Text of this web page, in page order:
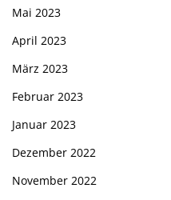
Mai 2023
April 2023
März 2023
Februar 2023
Januar 2023
Dezember 2022
November 2022